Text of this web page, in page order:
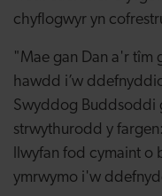
chyflogwyr yn
"Mae gan Dan a'r tîm
hawdd i’w
Swyddog Buddsoddi
strwythurodd y
llwyfan fod cymaint o
ymrwymo i'w